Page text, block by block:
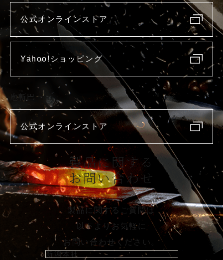
公式オンラインストア
Yahoo!ショッピング
庖斬巴
公式オンラインストア
製品に関する
お問い合わせ
製品に関するご質問は
以下よりお気軽に
お問い合わせください。
新潟本社